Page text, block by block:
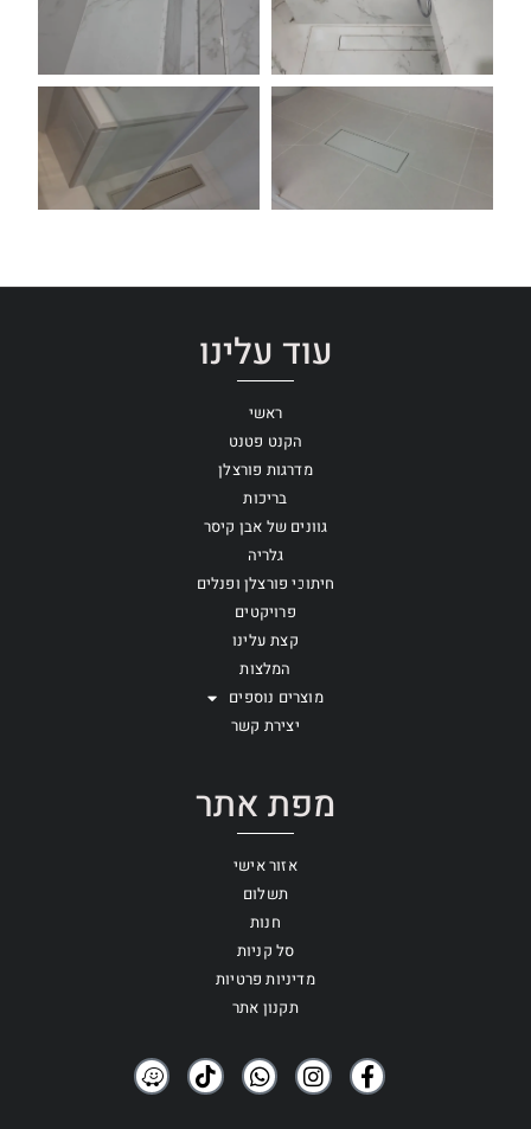
עוד עלינו
ראשי
הקנט פטנט
מדרגות פורצלן
בריכות
גוונים של אבן קיסר
גלריה
חיתוכי פורצלן ופנלים
פרויקטים
קצת עלינו
המלצות
מוצרים נוספים
יצירת קשר
מפת אתר
אזור אישי
תשלום
חנות
סל קניות
מדיניות פרטיות
תקנון אתר